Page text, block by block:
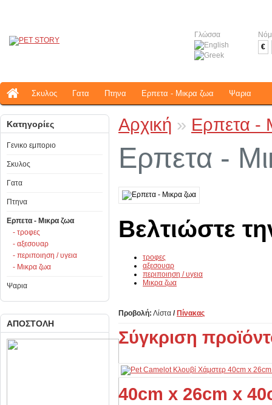
Γλώσσα
€
Σκυλος Γατα Πτηνα Ερπετα - Μικρα ζωα Ψαρια
Κατηγορίες
Γενικο εμποριο
Σκυλος
Γατα
Πτηνα
Ερπετα - Μικρα ζωα
- τροφες
- αξεσουαρ
- περιποιηση / υγεια
- Μικρα ζωα
Ψαρια
ΑΠΟΣΤΟΛΗ
Αρχική » Ερπετα -
Ερπετα -
Βελτιώστε
τροφες
αξεσουαρ
περιποιηση / υγεια
Μικρα ζωα
Προβολή: Λίστα / Πίνακας
Σύγκριση
40cm x 26cm x